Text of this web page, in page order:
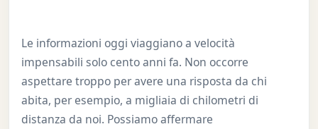
Le informazioni oggi viaggiano a velocità
impensabili solo cento anni fa. Non occorre
aspettare troppo per avere una risposta da chi
abita, per esempio, a migliaia di chilometri di
distanza da noi. Possiamo affermare